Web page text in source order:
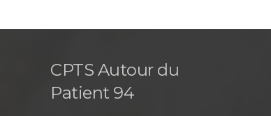
CPTS Autour du
Patient 94